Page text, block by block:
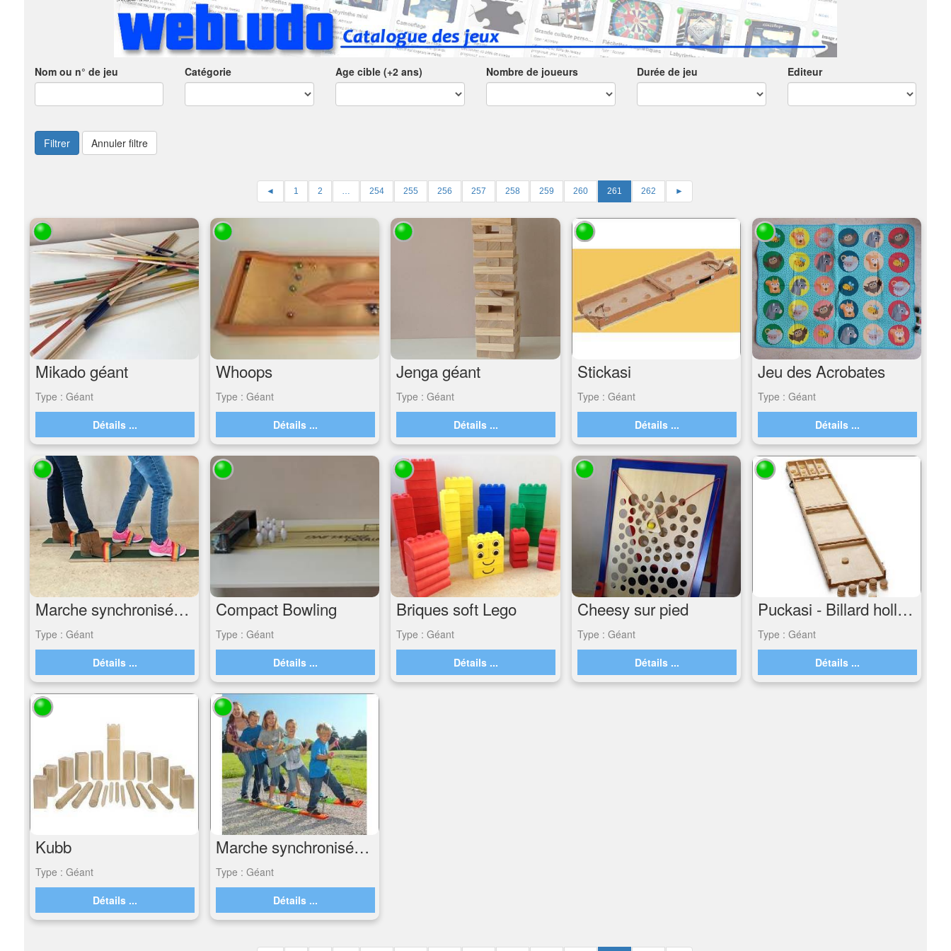
Nom ou n° de jeu Catégorie Age cible (+2 ans) Nombre de joueurs Durée de jeu Editeur
Filtrer Annuler filtre
◄ 1 2 … 254 255 256 257 258 259 260 261 262 ►
Mikado géant
Type : Géant
Détails ...
Whoops
Type : Géant
Détails ...
Jenga géant
Type : Géant
Détails ...
Stickasi
Type : Géant
Détails ...
Jeu des Acrobates
Type : Géant
Détails ...
Marche synchronisée à 2
Type : Géant
Détails ...
Compact Bowling
Type : Géant
Détails ...
Briques soft Lego
Type : Géant
Détails ...
Cheesy sur pied
Type : Géant
Détails ...
Puckasi - Billard hollandais
Type : Géant
Détails ...
Kubb
Type : Géant
Détails ...
Marche synchronisée à 3
Type : Géant
Détails ...